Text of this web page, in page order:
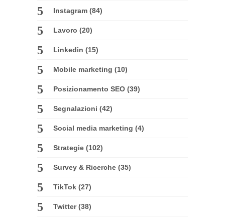
Instagram (84)
Lavoro (20)
Linkedin (15)
Mobile marketing (10)
Posizionamento SEO (39)
Segnalazioni (42)
Social media marketing (4)
Strategie (102)
Survey & Ricerche (35)
TikTok (27)
Twitter(38)